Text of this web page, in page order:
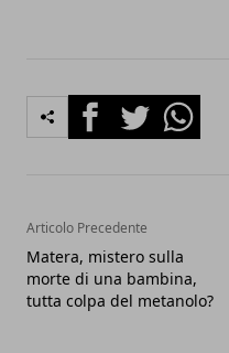
FacebookTwitterWhatsapp
Articolo Precedente
Matera, mistero sulla
morte di una bambina,
tutta colpa del metanolo?